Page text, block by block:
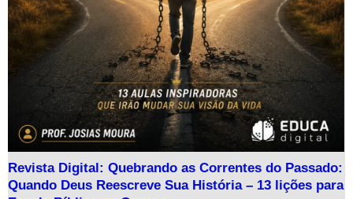
Revista Digital: Quebrando as Correntes do Passado:
Quando Deus Reescreve Sua História – 13 lições para